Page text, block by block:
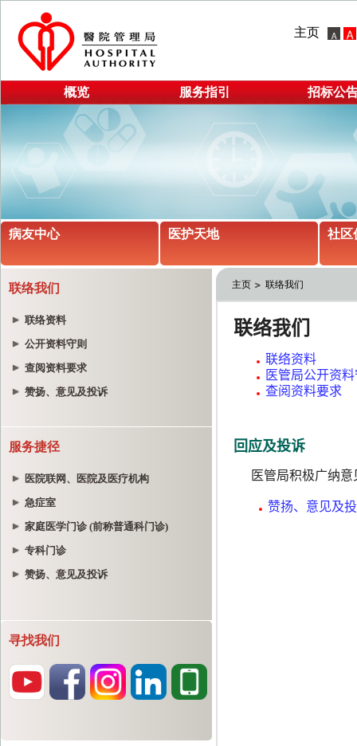
主页
概览 服务指引 招标公
病友中心 医护天地 社区
联络我们
联络资料
公开资料守则
查阅资料要求
赞扬、意见及投诉
服务捷径
医院联网、医院及医疗机构
急症室
家庭医学门诊 (前称普通科门诊)
专科门诊
赞扬、意见及投诉
寻找我们
主页 联络我们